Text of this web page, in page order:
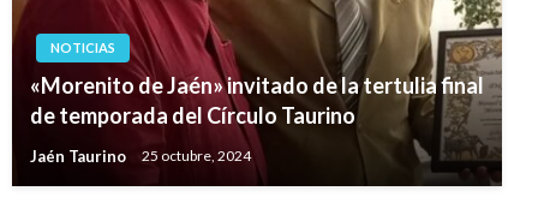
NOTICIAS
«Morenito de Jaén» invitado de la tertulia final
de temporada del Círculo Taurino
Jaén Taurino 25 octubre, 2024